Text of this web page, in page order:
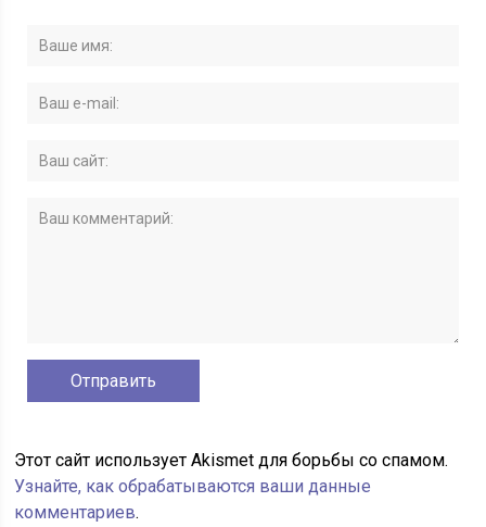
Этот сайт использует Akismet для борьбы со спамом.
Узнайте, как обрабатываются ваши данные
комментариев.